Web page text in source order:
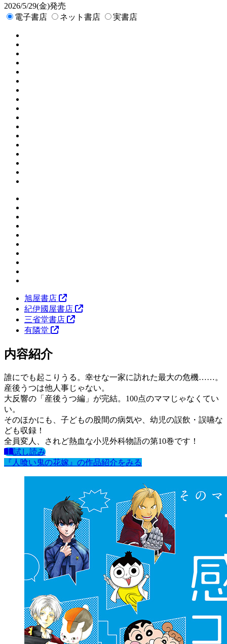
2026/5/29(金)発売
電子書店
ネット書店 実書店
旭屋書店
紀伊國屋書店
三省堂書店
有隣堂
内容紹介
誰にでも起こりうる。幸せな一家に訪れた最大の危機……。
産後うつは他人事じゃない。
大反響の「産後うつ編」が完結。100点のママじゃなくてい
い。
そのほかにも、子どもの股間の病気や、幼児の誤飲・誤嚥な
ども収録！
全員変人、されど熱血な小児外科物語の第10巻です！
試し読み
『人喰い鬼の花嫁』の作品紹介をみる